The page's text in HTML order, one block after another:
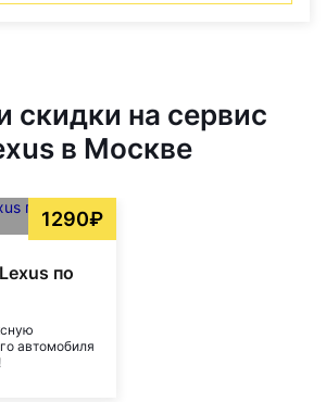
скидки на сервис
в Москве
1290₽
по
автомобиля